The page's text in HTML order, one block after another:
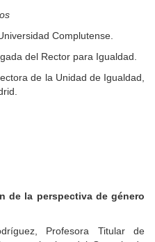
Complutense.
del Rector para Igualdad.
de la Unidad de Igualdad,
de la perspectiva de género
Profesora Titular de